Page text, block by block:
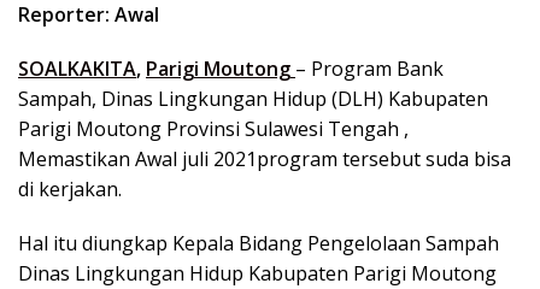
Reporter: Awal
SOALKAKITA, Parigi Moutong – Program Bank
Sampah, Dinas Lingkungan Hidup (DLH) Kabupaten
Parigi Moutong Provinsi Sulawesi Tengah ,
Memastikan Awal juli 2021program tersebut suda bisa
di kerjakan.
Hal itu diungkap Kepala Bidang Pengelolaan Sampah
Dinas Lingkungan Hidup Kabupaten Parigi Moutong